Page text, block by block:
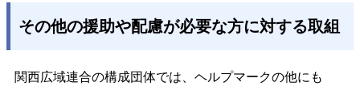
その他の援助や配慮が必要な方に対する取組
関西広域連合の構成団体では、ヘルプマークの他にも